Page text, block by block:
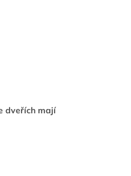
dveřích mají